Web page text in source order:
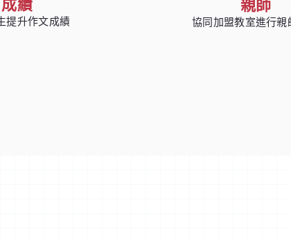
成績
提升作文成績
親師
協同加盟教室進行親